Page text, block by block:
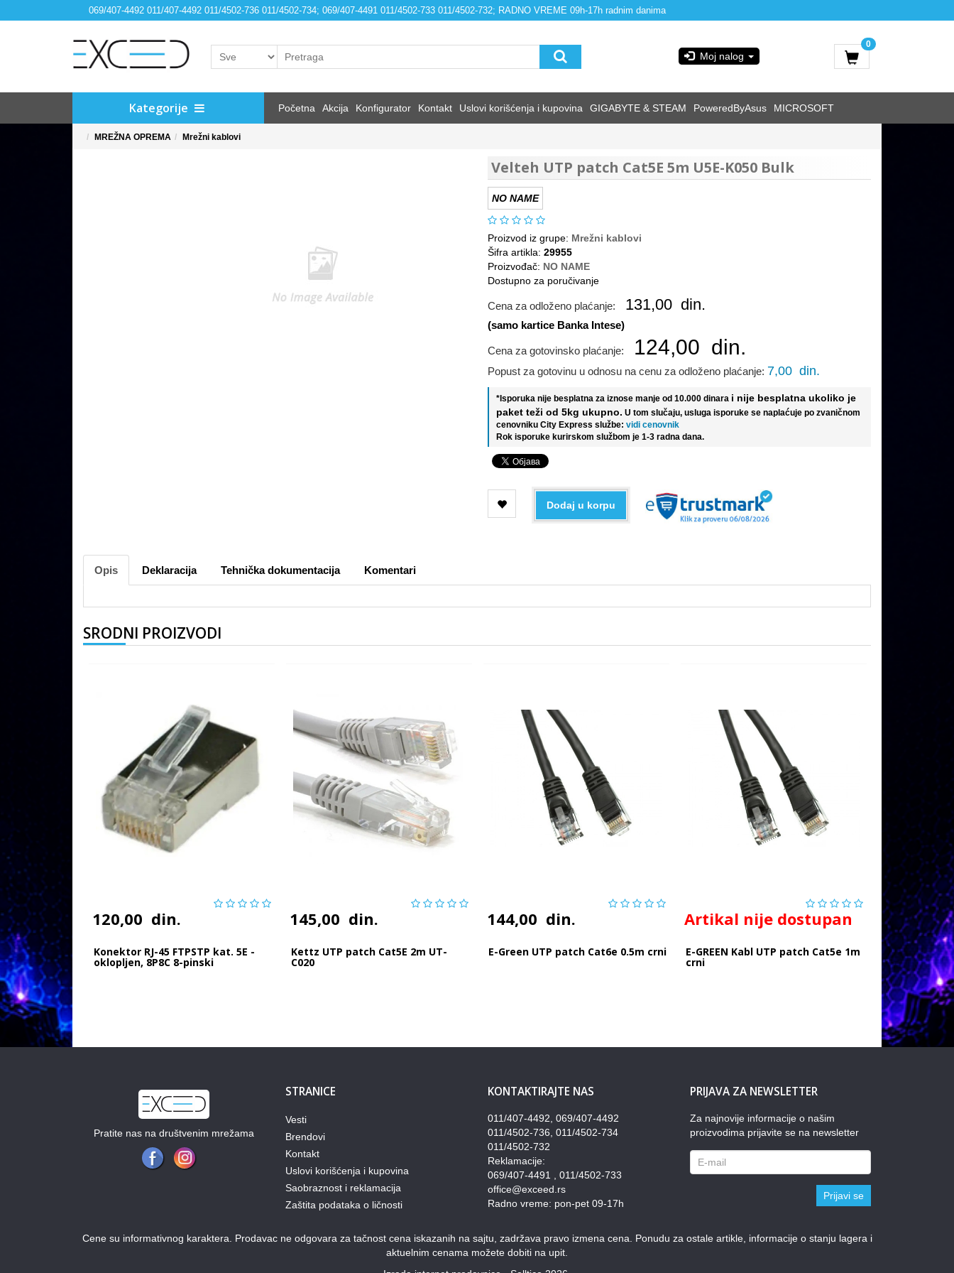
069/407-4492 011/407-4492 011/4502-736 011/4502-734; 069/407-4491 011/4502-733 011/4502-732; RADNO VREME 09h-17h radnim danima
Moj nalog
0
Kategorije Početna Akcija Konfigurator Kontakt Uslovi korišćenja i kupovina GIGABYTE & STEAM PoweredByAsus MICROSOFT
MREŽNA OPREMA Mrežni kablovi
Velteh UTP patch Cat5E 5m U5E-K050 Bulk
NO NAME
Proizvod iz grupe: Mrežni kablovi
Šifra artikla: 29955
Proizvođač: NO NAME
Dostupno za poručivanje
Cena za odloženo plaćanje: 131,00 din.
(samo kartice Banka Intese)
Cena za gotovinsko plaćanje: 124,00 din.
Popust za gotovinu u odnosu na cenu za odloženo plaćanje: 7,00 din.
*Isporuka nije besplatna za iznose manje od 10.000 dinara i nije besplatna ukoliko je
paket teži od 5kg ukupno. U tom slučaju, usluga isporuke se naplaćuje po zvaničnom
cenovniku City Express službe: vidi cenovnik
Rok isporuke kurirskom službom je 1-3 radna dana.
Dodaj u korpu
Opis Deklaracija Tehnička dokumentacija Komentari
SRODNI PROIZVODI
120,00 din.
Konektor RJ-45 FTPSTP kat. 5E -
oklopljen, 8P8C 8-pinski
145,00 din.
Kettz UTP patch Cat5E 2m UT-
C020
144,00 din.
E-Green UTP patch Cat6e 0.5m crni
Artikal nije dostupan
E-GREEN Kabl UTP patch Cat5e 1m
crni
Pratite nas na društvenim mrežama
STRANICE
Vesti
Brendovi
Kontakt
Uslovi korišćenja i kupovina
Saobraznost i reklamacija
Zaštita podataka o ličnosti
KONTAKTIRAJTE NAS
011/407-4492, 069/407-4492
011/4502-736, 011/4502-734
011/4502-732
Reklamacije:
069/407-4491 , 011/4502-733
office@exceed.rs
Radno vreme: pon-pet 09-17h
PRIJAVA ZA NEWSLETTER
Za najnovije informacije o našim
proizvodima prijavite se na newsletter
Prijavi se
Cene su informativnog karaktera. Prodavac ne odgovara za tačnost cena iskazanih na sajtu, zadržava pravo izmena cena. Ponudu za ostale artikle, informacije o stanju lagera i
aktuelnim cenama možete dobiti na upit.